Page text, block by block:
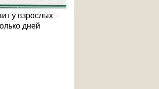
у взрослых –
дней